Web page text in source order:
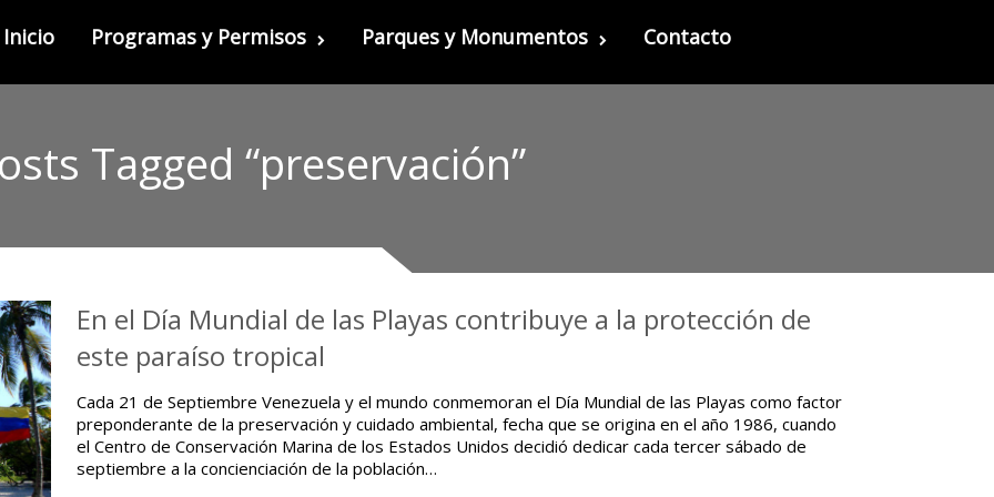
Inicio Programas y Permisos Parques y Monumentos Contacto
Tagged “preservación”
En el Día Mundial de las Playas contribuye a la protección de
este paraíso tropical
Cada 21 de Septiembre Venezuela y el mundo conmemoran el Día Mundial de las Playas como factor
preponderante de la preservación y cuidado ambiental, fecha que se origina en el año 1986, cuando
el Centro de Conservación Marina de los Estados Unidos decidió dedicar cada tercer sábado de
septiembre a la concienciación de la población…